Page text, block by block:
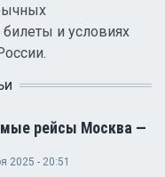
и условиях
рейсы Москва —
2025 - 20:51